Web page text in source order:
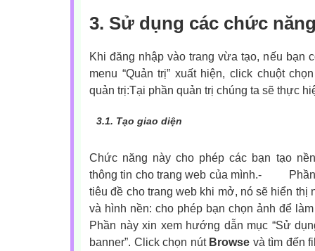
3. Sử dụng các chức
Khi đăng nhập vào trang vừa tạo, nếu bạn
menu “Quản trị” xuất hiện, click chuột
quản trị:Tại phần quản trị chúng ta sẽ thực
3.1. Tạo giao diện
Chức năng này cho phép các bạn tạo
thông tin cho trang web của mình.-
tiêu đề cho trang web khi mở, nó sẽ hiển thị
và hình nền: cho phép bạn chọn ảnh để
Phần này xin xem hướng dẫn mục “Sử
banner”. Click chọn nút Browse và tìm đến